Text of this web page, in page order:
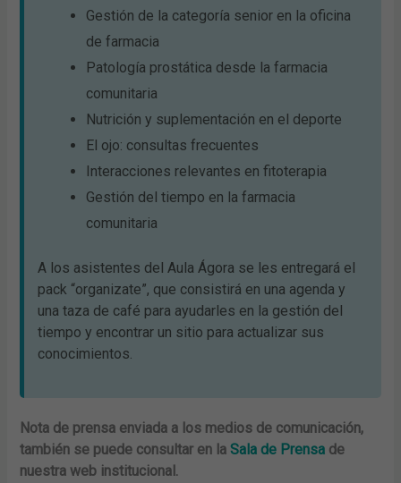
Gestión de la categoría senior en la oficina
de farmacia
Patología prostática desde la farmacia
comunitaria
Nutrición y suplementación en el deporte
El ojo: consultas frecuentes
Interacciones relevantes en fitoterapia
Gestión del tiempo en la farmacia
comunitaria
A los asistentes del Aula Ágora se les entregará el
pack “organizate”, que consistirá en una agenda y
una taza de café para ayudarles en la gestión del
tiempo y encontrar un sitio para actualizar sus
conocimientos.
Nota de prensa enviada a los medios de comunicación,
también se puede consultar en laSala de Prensa de
nuestra web institucional.